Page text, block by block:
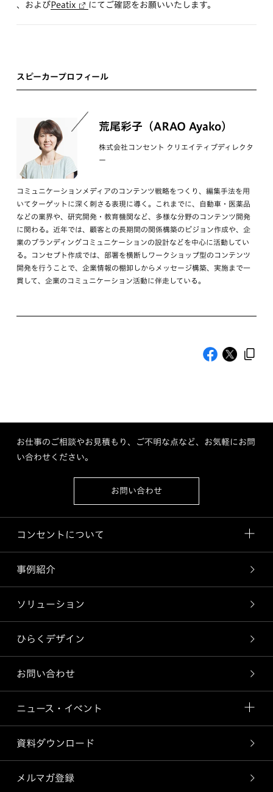
、およびPeatix にてご確認をお願いいたします。
スピーカープロフィール
荒尾彩子（ARAO Ayako）
株式会社コンセント クリエイティブディレクタ
ー
コミュニケーションメディアのコンテンツ戦略をつくり、編集手法を用
いてターゲットに深く刺さる表現に導く。これまでに、自動車・医薬品
などの業界や、研究開発・教育機関など、多様な分野のコンテンツ開発
に関わる。近年では、顧客との長期間の関係構築のビジョン作成や、企
業のブランディングコミュニケーションの設計などを中心に活動してい
る。コンセプト作成では、部署を横断しワークショップ型のコンテンツ
開発を行うことで、企業情報の棚卸しからメッセージ構築、実施まで一
貫して、企業のコミュニケーション活動に伴走している。
お仕事のご相談やお見積もり、ご不明な点など、お気軽にお問
い合わせください。
お問い合わせ
コンセントについて
事例紹介
ソリューション
ひらくデザイン
お問い合わせ
ニュース・イベント
資料ダウンロード
メルマガ登録